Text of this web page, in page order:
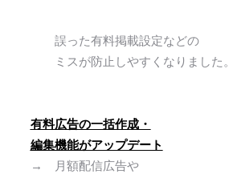
誤った有料掲載設定などの
ミスが防止しやすくなりました。
有料広告の一括作成・
編集機能がアップデート
→ 月額配信広告や